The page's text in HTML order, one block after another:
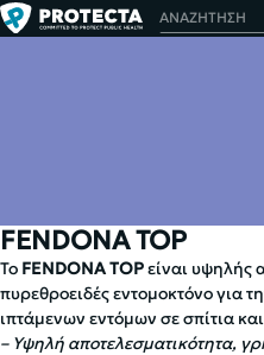
ΑΡΧΙΚΗ ΕΝΤΟΜΑ
ΣΥΜΠΥΚΝΩΜΕΝΑ ΣΕ
FENDONA TOP
Το FENDONA TOPείναι υψηλής
πυρεθροειδές εντομοκτόνο για
ιπτάμενων εντόμων σε σπίτια
– Υψηλή αποτελεσματικότητα,